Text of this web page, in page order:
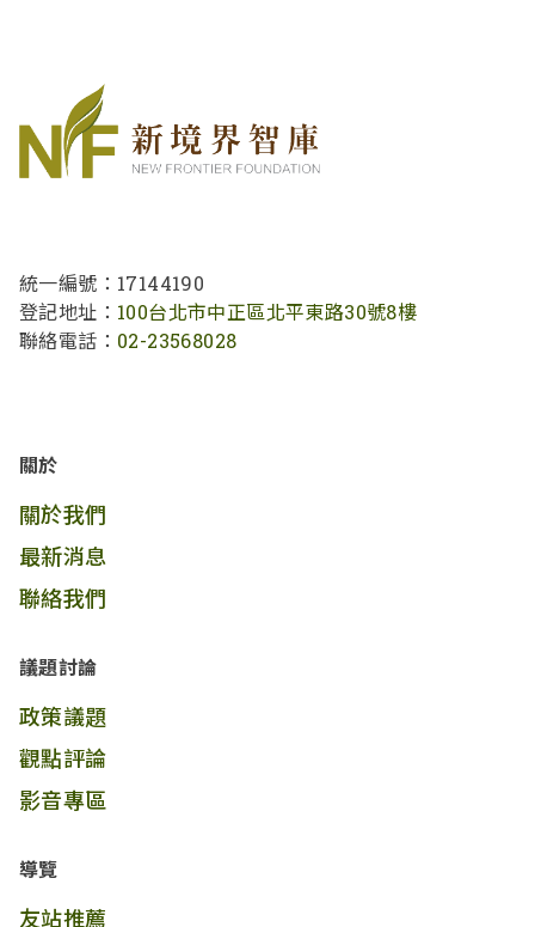
統一編號：17144190
登記地址： 100台北市中正區北平東路30號8樓
聯絡電話： 02-23568028
關於
關於我們
最新消息
聯絡我們
議題討論
政策議題
觀點評論
影音專區
導覽
友站推薦